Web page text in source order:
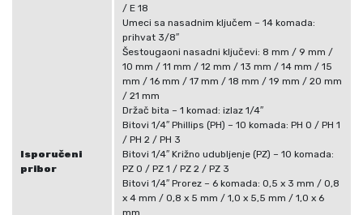
Isporučeni
pribor
/ E 18
Umeci sa nasadnim ključem – 14 komada:
prihvat 3/8″
Šestougaoni nasadni ključevi: 8 mm / 9 mm /
10 mm / 11 mm / 12 mm / 13 mm / 14 mm / 15
mm / 16 mm / 17 mm / 18 mm / 19 mm / 20 mm
/ 21 mm
Držač bita – 1 komad: izlaz 1/4″
Bitovi 1/4″ Phillips (PH) – 10 komada: PH 0 / PH 1
/ PH 2 / PH 3
Bitovi 1/4″ Križno udubljenje (PZ) – 10 komada:
PZ 0 / PZ 1 / PZ 2 / PZ 3
Bitovi 1/4″ Prorez – 6 komada: 0,5 x 3 mm / 0,8
x 4 mm / 0,8 x 5 mm / 1,0 x 5,5 mm / 1,0 x 6
mm